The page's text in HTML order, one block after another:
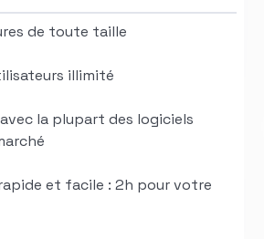
de toute taille
illimité
la plupart des logiciels
et facile : 2h pour votre